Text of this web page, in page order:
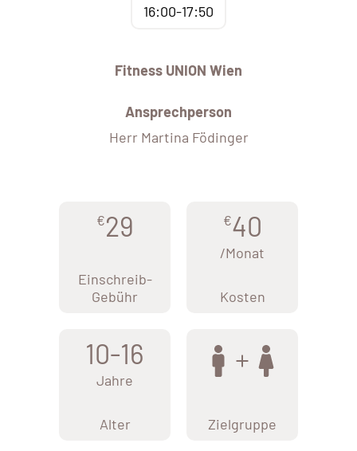
16:00-17:50
Fitness UNION Wien
Ansprechperson
Herr Martina Födinger
€29
Einschreib-
Gebühr
€40
/Monat
Kosten
10-16
Jahre
Alter Zielgruppe